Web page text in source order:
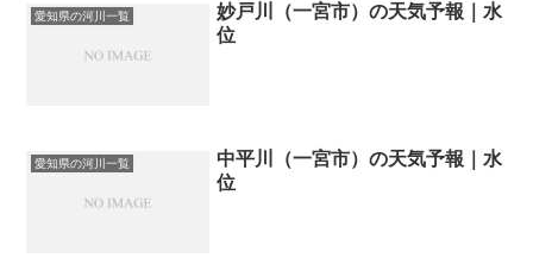
愛知県の河川一覧
妙戸川（一宮市）の天気予報｜水
位
愛知県の河川一覧
中平川（一宮市）の天気予報｜水
位